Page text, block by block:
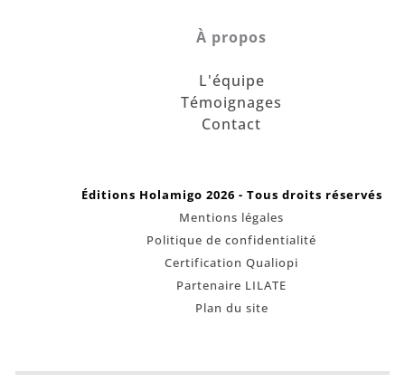
À propos
L'équipe
Témoignages
Contact
Éditions Holamigo 2026 - Tous droits réservés
Mentions légales
Politique de confidentialité
Certification Qualiopi
Partenaire LILATE
Plan du site